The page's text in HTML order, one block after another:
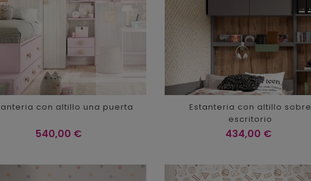
con altillo una puerta
Precio
540,00 €
Estanteria con altillo sobre
escritorio
Precio
434,00 €